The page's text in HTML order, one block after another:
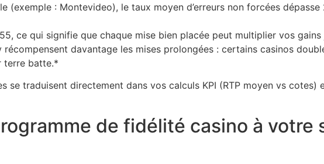
(exemple : Montevideo), le taux moyen d’erreurs non forcées
ce qui signifie que chaque mise bien placée peut multiplier vos gains
récompensent davantage les mises prolongées : certains casinos
terre batte.*
se traduisent directement dans vos calculs KPI (RTP moyen vs
de fidélité casino à votre